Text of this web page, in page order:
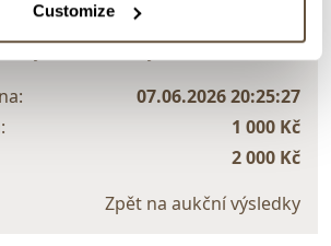
Customize
Blažíček
dudek šílenej láskou
07.06.2026 20:25:27
1 000 Kč
2 000 Kč
Zpět na aukční výsledky